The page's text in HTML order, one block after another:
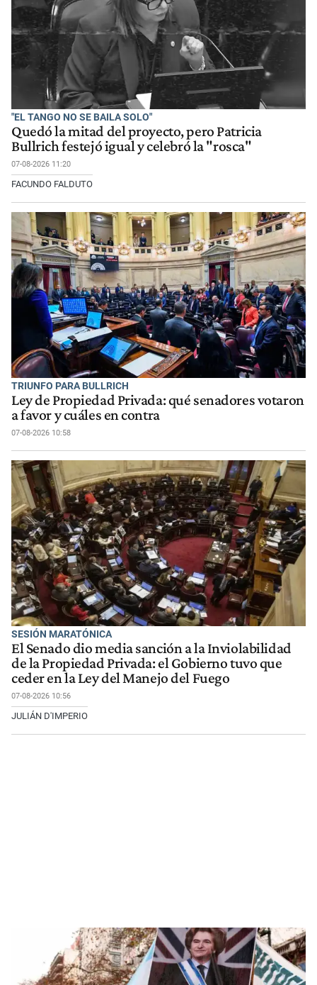
"EL TANGO NO SE BAILA SOLO"
Quedó la mitad del proyecto, pero Patricia
Bullrich festejó igual y celebró la "rosca"
07-08-2026 11:20
FACUNDO FALDUTO
TRIUNFO PARA BULLRICH
Ley de Propiedad Privada: qué senadores votaron
a favor y cuáles en contra
07-08-2026 10:58
SESIÓN MARATÓNICA
El Senado dio media sanción a la Inviolabilidad
de la Propiedad Privada: el Gobierno tuvo que
ceder en la Ley del Manejo del Fuego
07-08-2026 10:56
JULIÁN D'IMPERIO